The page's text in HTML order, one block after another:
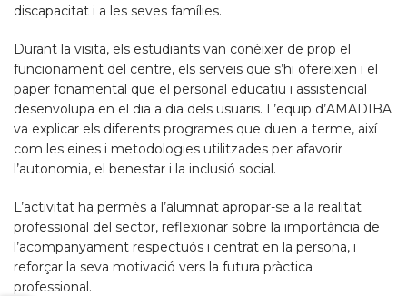
discapacitat i a les seves famílies.
Durant la visita, els estudiants van conèixer de prop el
funcionament del centre, els serveis que s’hi ofereixen i el
paper fonamental que el personal educatiu i assistencial
desenvolupa en el dia a dia dels usuaris. L’equip d’AMADIBA
va explicar els diferents programes que duen a terme, així
com les eines i metodologies utilitzades per afavorir
l’autonomia, el benestar i la inclusió social.
L’activitat ha permès a l’alumnat apropar-se a la realitat
professional del sector, reflexionar sobre la importància de
l’acompanyament respectuós i centrat en la persona, i
reforçar la seva motivació vers la futura pràctica
professional.